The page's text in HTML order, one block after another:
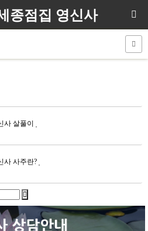
종점집 영신사
사 살풀이
사 사주란?